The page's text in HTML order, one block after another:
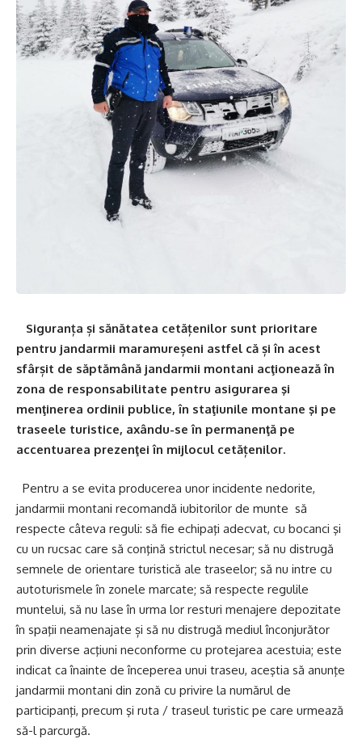
Siguranța și sănătatea cetățenilor sunt prioritare
pentru jandarmii maramureșeni astfel că și în acest
sfârșit de săptămână jandarmii montani acţionează în
zona de responsabilitate pentru asigurarea şi
menţinerea ordinii publice, în staţiunile montane şi pe
traseele turistice, axându-se în permanenţă pe
accentuarea prezenţei în mijlocul cetățenilor.
Pentru a se evita producerea unor incidente nedorite,
jandarmii montani recomandă iubitorilor de munte să
respecte câteva reguli: să fie echipaţi adecvat, cu bocanci şi
cu un rucsac care să conţină strictul necesar; să nu distrugă
semnele de orientare turistică ale traseelor; să nu intre cu
autoturismele în zonele marcate; să respecte regulile
muntelui, să nu lase în urma lor resturi menajere depozitate
în spaţii neamenajate și să nu distrugă mediul înconjurător
prin diverse acţiuni neconforme cu protejarea acestuia; este
indicat ca înainte de începerea unui traseu, aceştia să anunţe
jandarmii montani din zonă cu privire la numărul de
participanţi, precum şi ruta / traseul turistic pe care urmează
să-l parcurgă.